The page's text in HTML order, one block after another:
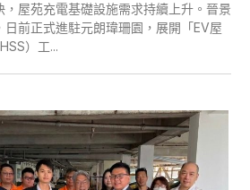
，屋苑充電基礎設施需求持續上升。晉景
前正式進駐元朗瑋珊園，展開「EV屋
）工...